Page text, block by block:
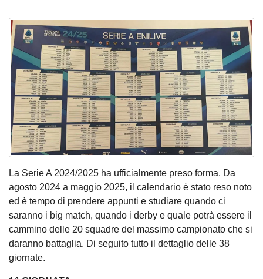
La Serie A 2024/2025 ha ufficialmente preso forma. Da
agosto 2024 a maggio 2025, il calendario è stato reso noto
ed è tempo di prendere appunti e studiare quando ci
saranno i big match, quando i derby e quale potrà essere il
cammino delle 20 squadre del massimo campionato che si
daranno battaglia. Di seguito tutto il dettaglio delle 38
giornate.